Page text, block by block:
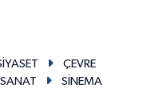
ÇEVRE
SİNEMA